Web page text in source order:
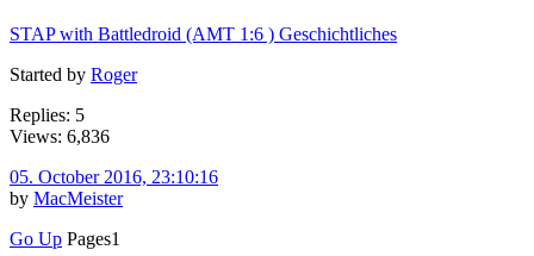
STAP with Battledroid (AMT 1:6 ) Geschichtliches
Started by Roger
Replies: 5
Views: 6,836
05. October 2016, 23:10:16
by MacMeister
Go Up Pages1